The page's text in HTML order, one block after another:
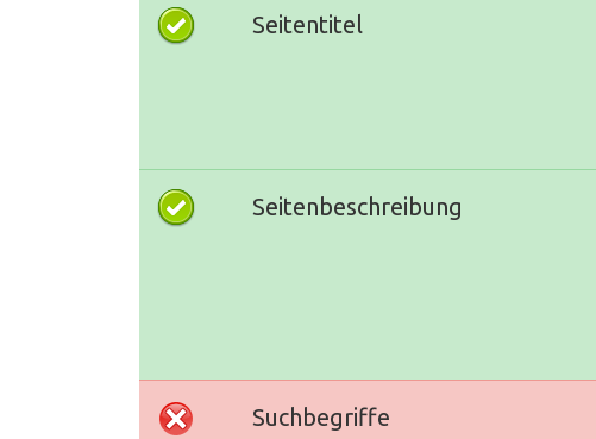
Seitentitel
Seitenbeschreibung
Suchbegriffe